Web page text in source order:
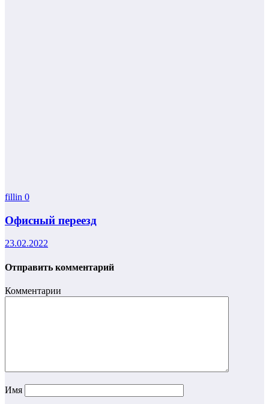
fillin 0
Офисный переезд
23.02.2022
Отправить комментарий
Комментарии
Имя